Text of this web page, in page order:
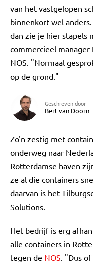
van het vastgelopen
binnenkort wel
dan zie je hier stapels
commercieel
NOS. "Normaal
op de grond."
Geschreven door
Bert van Doorn
Zo'n zestig met
onderweg naar
Rotterdamse haven
ze al die containers
daarvan is het
Solutions.
Het bedrijf is erg
alle containers in
tegen de NOS. "Dus